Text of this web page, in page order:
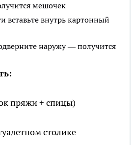
мешочек
вставьте внутрь картонный
наружу — получится
пряжи + спицы)
столике